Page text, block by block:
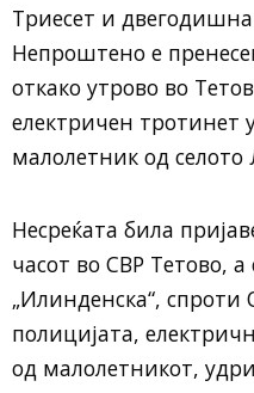
Триесет и
Непроштено е
откако утрово во
електричен тротинет
малолетник од селото
Несреќата била
часот во СВР Тетово,
„Илинденска“,
полицијата,
од малолетникот,